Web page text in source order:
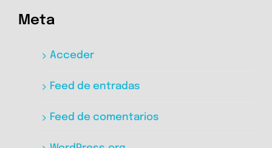
Meta
Acceder
Feed de entradas
Feed de comentarios